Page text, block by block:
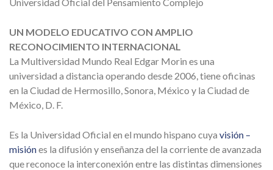
UN MODELO EDUCATIVO CON AMPLIO
RECONOCIMIENTO INTERNACIONAL
La Multiversidad Mundo Real Edgar Morin es una
universidad a distancia operando desde 2006, tiene oficinas
en la Ciudad de Hermosillo, Sonora, México y la Ciudad de
México, D. F.
Es la Universidad Oficial en el mundo hispano cuya visión –
misiónes la difusión y enseñanza del la corriente de avanzada
que reconoce la interconexión entre las distintas dimensiones